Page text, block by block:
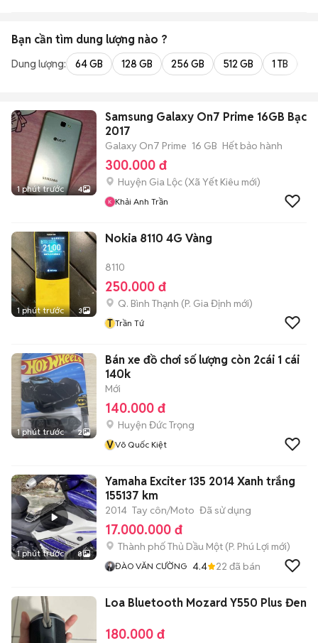
Bạn cần tìm dung lượng nào ?
Dung lượng: 64 GB 128 GB 256 GB 512 GB 1 TB
1 phút trước 4
Samsung Galaxy On7 Prime 16GB Bạc
2017
Galaxy On7 Prime 16 GB Hết bảo hành
300.000 đ
Huyện Gia Lộc (Xã Yết Kiêu mới)
Khải Anh Trần
1 phút trước 3
Nokia 8110 4G Vàng
8110
250.000 đ
Q. Bình Thạnh (P. Gia Định mới)
T Trần Tứ
1 phút trước 2
Bán xe đồ chơi số lượng còn 2cái 1 cái
140k
Mới
140.000 đ
Huyện Đức Trọng
VVõ Quốc Kiệt
1 phút trước 8
Yamaha Exciter 135 2014 Xanh trắng
155137 km
2014 Tay côn/Moto Đã sử dụng
17.000.000 đ
Thành phố Thủ Dầu Một (P. Phú Lợi mới)
ĐÀO VĂN CƯỜNG 4.4 22 đã bán
Loa Bluetooth Mozard Y550 Plus Đen
180.000 đ